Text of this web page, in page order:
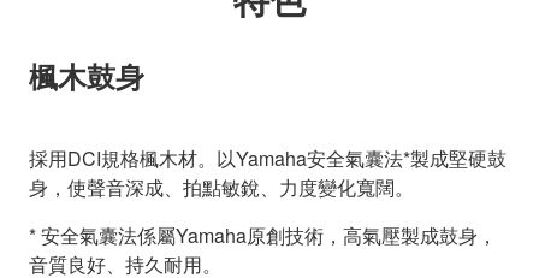
楓木鼓身
採用DCI規格楓木材。以Yamaha安全氣囊法*製成堅硬鼓
身，使聲音深成、拍點敏銳、力度變化寬闊。
* 安全氣囊法係屬Yamaha原創技術，高氣壓製成鼓身，
音質良好、持久耐用。